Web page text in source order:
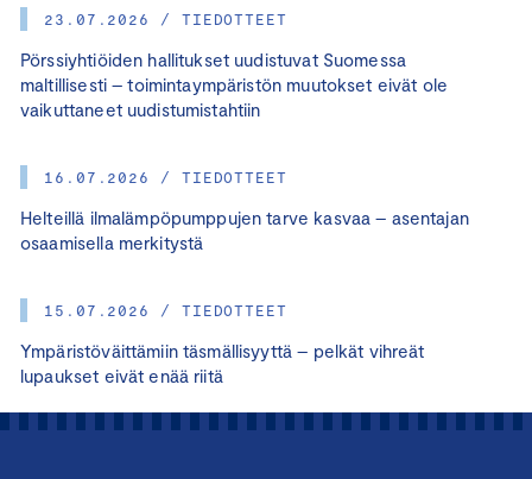
23.07.2026 / TIEDOTTEET
Pörssiyhtiöiden hallitukset uudistuvat Suomessa
maltillisesti – toimintaympäristön muutokset eivät ole
vaikuttaneet uudistumistahtiin
16.07.2026 / TIEDOTTEET
Helteillä ilmalämpöpumppujen tarve kasvaa – asentajan
osaamisella merkitystä
15.07.2026 / TIEDOTTEET
Ympäristöväittämiin täsmällisyyttä – pelkät vihreät
lupaukset eivät enää riitä